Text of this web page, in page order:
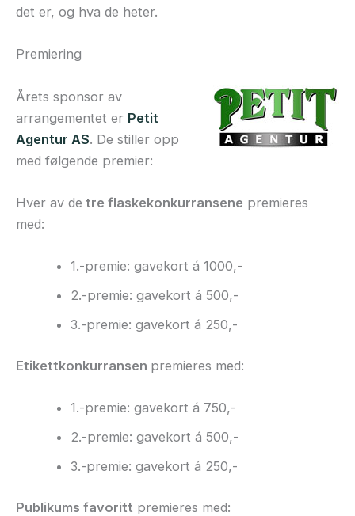
det er, og hva de heter.
Premiering
Årets sponsor av
arrangementet er Petit
Agentur AS. De stiller opp
med følgende premier:
Hver av de tre flaskekonkurransene premieres
med:
1.-premie: gavekort á 1000,-
2.-premie: gavekort á 500,-
3.-premie: gavekort á 250,-
Etikettkonkurransen premieres med:
1.-premie: gavekort á 750,-
2.-premie: gavekort á 500,-
3.-premie: gavekort á 250,-
Publikums favoritt premieres med: